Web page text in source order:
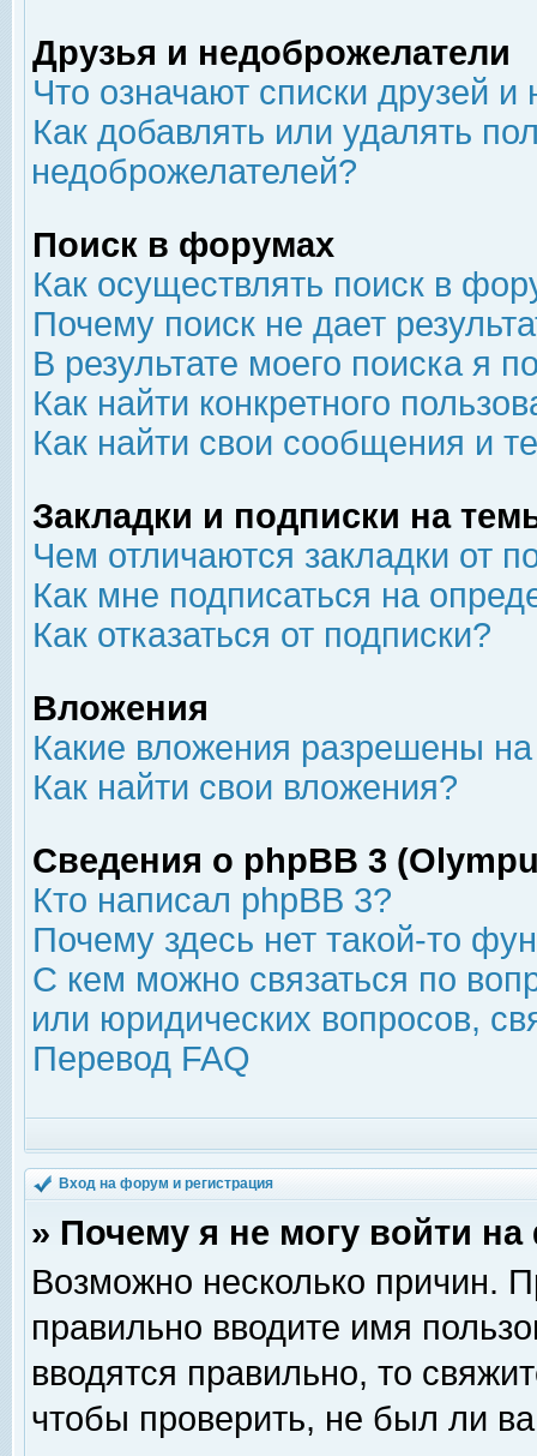
Друзья и недоброжелатели
Что означают списки друзей
Как добавлять или удалять
недоброжелателей?
Поиск в форумах
Как осуществлять поиск в
Почему поиск не дает
В результате моего поиска я
Как найти конкретного
Как найти свои сообщения и
Закладки и подписки на
Чем отличаются закладки от
Как мне подписаться на
Как отказаться от подписки?
Вложения
Какие вложения разрешены
Как найти свои вложения?
Сведения о phpBB 3
Кто написал phpBB 3?
Почему здесь нет такой-то
С кем можно связаться по
или юридических вопросов,
Перевод FAQ
Вход на форум и регистрация
» Почему я не могу войти
Возможно несколько причин.
правильно вводите имя
вводятся правильно, то
чтобы проверить, не был ли